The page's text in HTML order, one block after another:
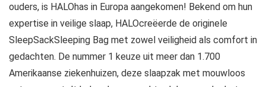
ouders, is HALOhas in Europa aangekomen! Bekend om hun
expertise in veilige slaap, HALOcreëerde de originele
SleepSackSleeping Bag met zowel veiligheid als comfort in
gedachten. De nummer 1 keuze uit meer dan 1.700
Amerikaanse ziekenhuizen, deze slaapzak met mouwloos